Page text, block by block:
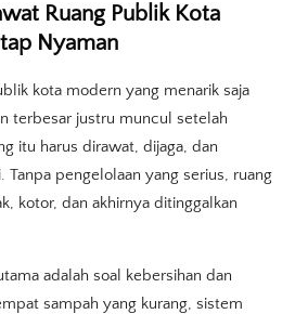
Ruang Publik Kota
Nyaman
kota modern yang menarik saja
terbesar justru muncul setelah
itu harus dirawat, dijaga, dan
Tanpa pengelolaan yang serius, ruang
kotor, dan akhirnya ditinggalkan
adalah soal kebersihan dan
sampah yang kurang, sistem